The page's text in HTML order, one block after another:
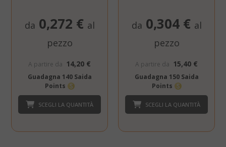
da 0,272 € al
pezzo
A partire da 14,20 €
Guadagna 140 Saida
Points
SCEGLI LA QUANTITÀ
da 0,304 € al
pezzo
A partire da 15,40 €
Guadagna 150 Saida
Points
SCEGLI LA QUANTITÀ